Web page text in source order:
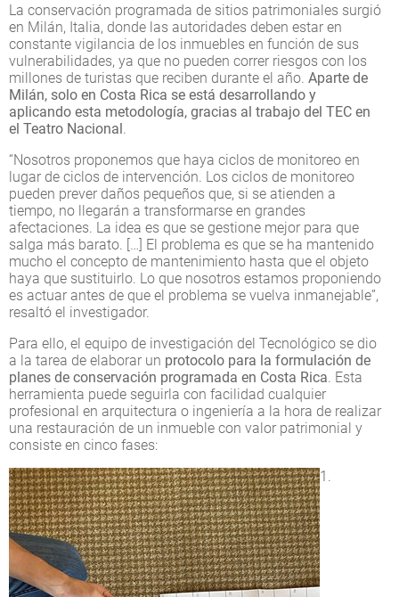
La conservación programada de sitios patrimoniales surgió
en Milán, Italia, donde las autoridades deben estar en
constante vigilancia de los inmuebles en función de sus
vulnerabilidades, ya que no pueden correr riesgos con los
millones de turistas que reciben durante el año. Aparte de
Milán, solo en Costa Rica se está desarrollando y
aplicando esta metodología, gracias al trabajo del TEC en
el Teatro Nacional.
“Nosotros proponemos que haya ciclos de monitoreo en
lugar de ciclos de intervención. Los ciclos de monitoreo
pueden prever daños pequeños que, si se atienden a
tiempo, no llegarán a transformarse en grandes
afectaciones. La idea es que se gestione mejor para que
salga más barato. […] El problema es que se ha mantenido
mucho el concepto de mantenimiento hasta que el objeto
haya que sustituirlo. Lo que nosotros estamos proponiendo
es actuar antes de que el problema se vuelva inmanejable”,
resaltó el investigador.
Para ello, el equipo de investigación del Tecnológico se dio
a la tarea de elaborar un protocolo para la formulación de
planes de conservación programada en Costa Rica. Esta
herramienta puede seguirla con facilidad cualquier
profesional en arquitectura o ingeniería a la hora de realizar
una restauración de un inmueble con valor patrimonial y
consiste en cinco fases:
1.